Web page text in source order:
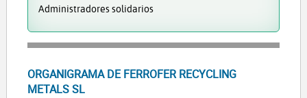
Administradores solidarios
ORGANIGRAMA DE FERROFER RECYCLING
METALS SL